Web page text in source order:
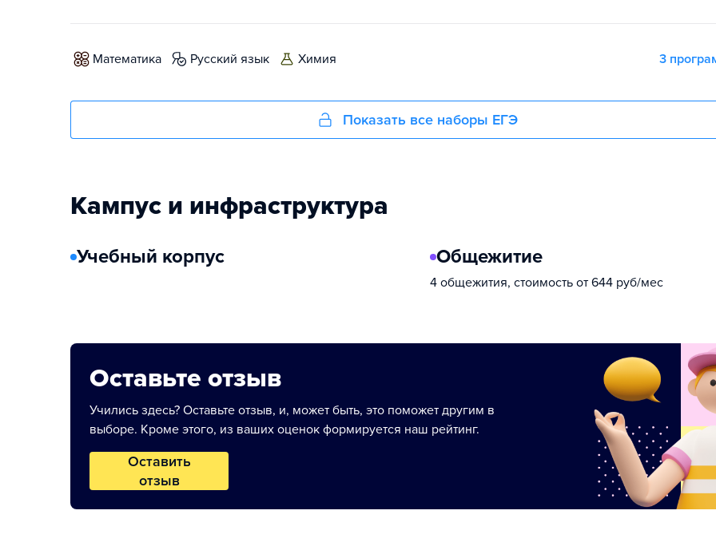
математика русский язык химия 3
Показать все наборы ЕГЭ
Кампус и инфраструктура
Учебный корпус Общежитие
4 общежития, стоимость от 644 руб/мес
Оставьте отзыв
Учились здесь? Оставьте отзыв, и, может быть, это поможет другим в
выборе. Кроме этого, из ваших оценок формируется наш рейтинг.
Оставить
отзыв